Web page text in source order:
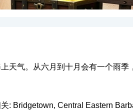
天气。从六月到十月会有一个雨季
: Bridgetown, Central Eastern